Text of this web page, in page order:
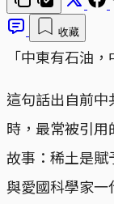
收藏
「中東有石油
這句話出自前
時，最常被引
故事：稀土是賦
與愛國科學家